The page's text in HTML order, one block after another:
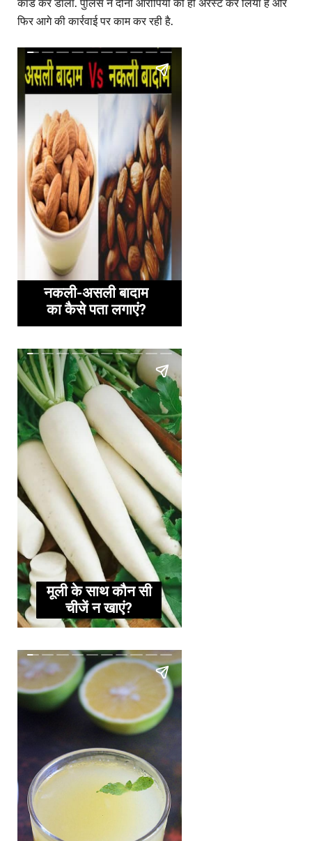
कांड कर डाला. पुलिस ने दोनों आरोपियों को ही अरेस्ट कर लिया है और
फिर आगे की कार्रवाई पर काम कर रही है.